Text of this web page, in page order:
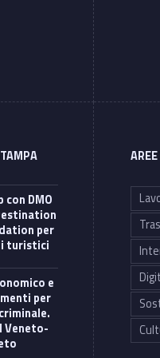
per
turistici
per
Veneto-